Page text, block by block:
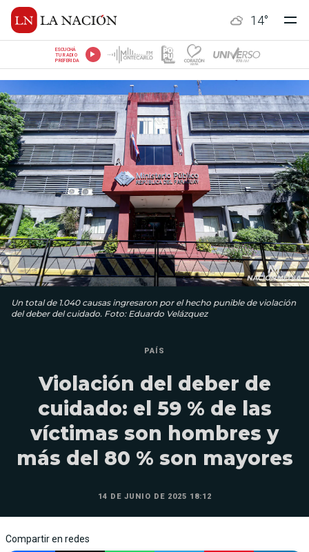
14°
ESCUCHÁ
TU RADIO
PREFERIDA
Un total de 1.040 causas ingresaron por el hecho punible de violación
del deber del cuidado. Foto: Eduardo Velázquez
PAÍS
Violación del deber de
cuidado: el 59 % de las
víctimas son hombres y
más del 80 % son mayores
14 DE JUNIO DE 2025 18:12
Compartir en redes